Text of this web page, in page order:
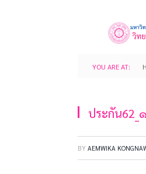
YOU ARE AT:
ประกัน
BY AEMWIKA